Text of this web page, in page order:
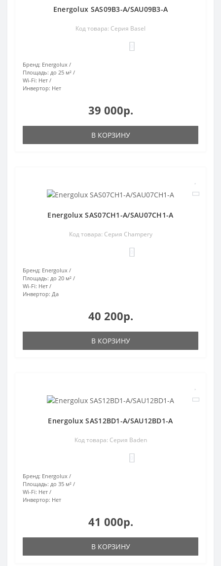
Energolux SAS09B3-A/SAU09B3-A
Код товара: Серия Basel
Бренд: Energolux
Площадь: до 25 м²
Wi-Fi: Нет
Инвертор: Нет
39 000р.
В КОРЗИНУ
Energolux SAS07CH1-A/SAU07CH1-A
Код товара: Серия Champery
Бренд: Energolux
Площадь: до 20 м²
Wi-Fi: Нет
Инвертор: Да
40 200р.
В КОРЗИНУ
Energolux SAS12BD1-A/SAU12BD1-A
Код товара: Серия Baden
Бренд: Energolux
Площадь: до 35 м²
Wi-Fi: Нет
Инвертор: Нет
41 000р.
В КОРЗИНУ